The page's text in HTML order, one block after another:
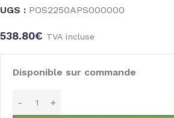
UGS : POS2250APS000000
538.80€ TVA incluse
Disponible sur commande